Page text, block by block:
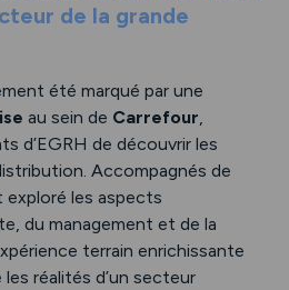
de la grande
été marqué par une
au sein de Carrefour,
d’EGRH de découvrir les
Accompagnés de
les aspects
du management et de la
terrain enrichissante
réalités d’un secteur